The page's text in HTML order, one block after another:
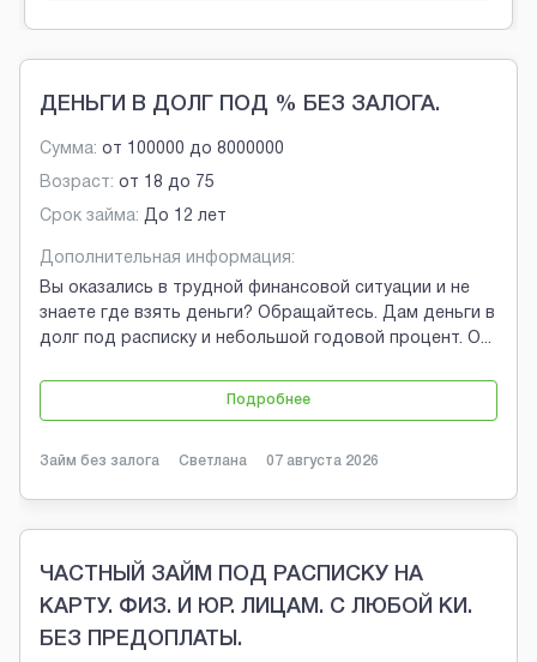
Brobaza - Обычные объявления
ДЕНЬГИ В ДОЛГ ПОД % БЕЗ ЗАЛОГА.
Сумма: от 100000 до 8000000
Возраст: от 18 до 75
Срок займа: До 12 лет
Дополнительная информация:
Вы оказались в трудной финансовой ситуации и не
знаете где взять деньги? Обращайтесь. Дам деньги в
долг под расписку и небольшой годовой процент. О...
Подробнее
Займ без залога Светлана 07 августа 2026
ЧАСТНЫЙ ЗАЙМ ПОД РАСПИСКУ НА
КАРТУ. ФИЗ. И ЮР. ЛИЦАМ. С ЛЮБОЙ КИ.
БЕЗ ПРЕДОПЛАТЫ.